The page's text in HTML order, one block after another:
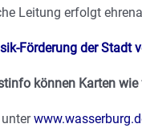
Leitung erfolgt
Förderung der Stadt
können Karten